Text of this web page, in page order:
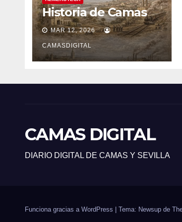
Historia de Camas
MAR 12, 2026
CAMASDIGITAL
CAMAS DIGITAL
DIARIO DIGITAL DE CAMAS Y SEVILLA
Funciona gracias a WordPress Tema: Newsup de